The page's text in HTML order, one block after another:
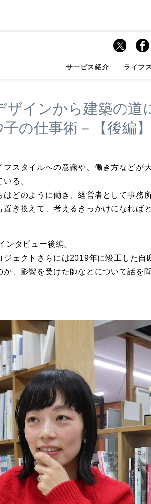
サービス紹介 ライフ
ザインから建築の道
の仕事術－【後編】
スタイルへの意識や、働き方などが
る。
どのように働き、経営者として事務
き換えて、考えるきっかけになればと
ンタビュー後編。
ェクトさらには2019年に竣工した
、影響を受けた師などについて話を聞